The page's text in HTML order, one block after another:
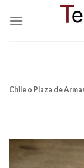
Entrar por
Local 325,
Chile o Plaza de
Email: